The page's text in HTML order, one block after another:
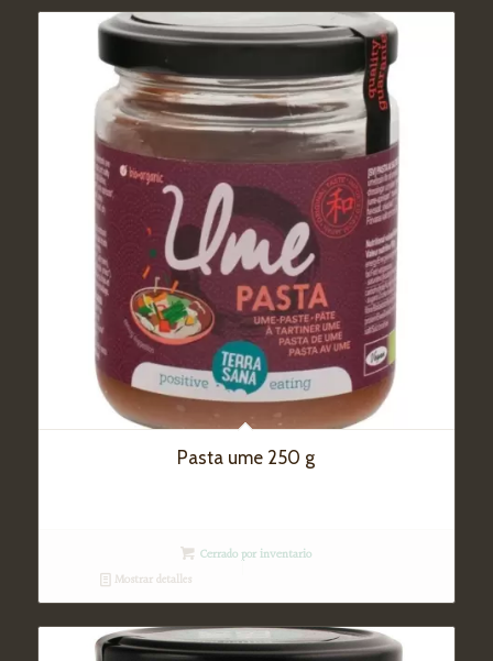
Pasta ume 250 g
Cerrado por inventario
Mostrar detalles